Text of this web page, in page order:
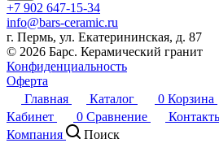
+7 902 647-15-34
info@bars-ceramic.ru
г. Пермь, ул. Екатерининская, д. 87
© 2026 Барс. Керамический гранит
Конфиденциальность
Оферта
Главная
Каталог 0 Корзина
Кабинет
0 Сравнение
Компания
Поиск